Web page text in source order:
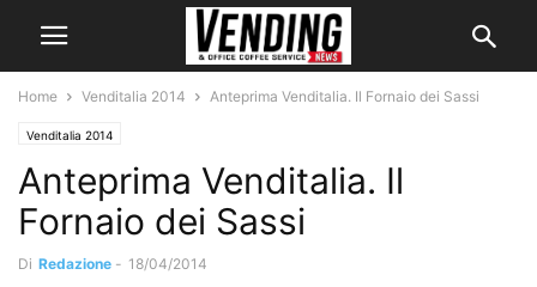
Home Venditalia 2014 Anteprima Venditalia. Il Fornaio dei Sassi
Venditalia 2014
Anteprima Venditalia. Il
Fornaio dei Sassi
Di Redazione - 18/04/2014